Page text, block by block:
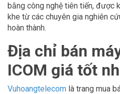
bằng công nghệ tiên tiến, được
khe từ các chuyên gia nghiên
hoàn thành.
Địa chỉ bán
ICOM giá tốt
Vuhoangtelecom là trang mua